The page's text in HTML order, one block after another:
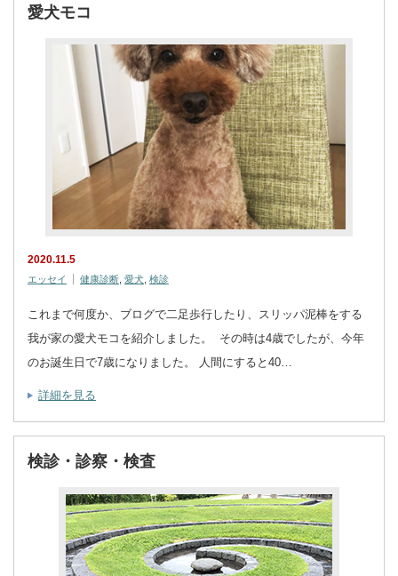
愛犬モコ
2020.11.5
エッセイ 健康診断 愛犬 検診
これまで何度か、ブログで二足歩行したり、スリッパ泥棒をする
我が家の愛犬モコを紹介しました。 その時は4歳でしたが、今年
のお誕生日で7歳になりました。 人間にすると40…
詳細を見る
検診・診察・検査